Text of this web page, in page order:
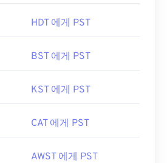
HDT 에게 PST
BST 에게 PST
KST 에게 PST
CAT 에게 PST
AWST 에게 PST